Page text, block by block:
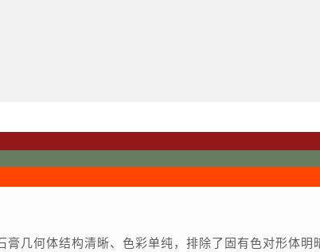
几何体结构清晰、色彩单纯，排除了固有色对形体明